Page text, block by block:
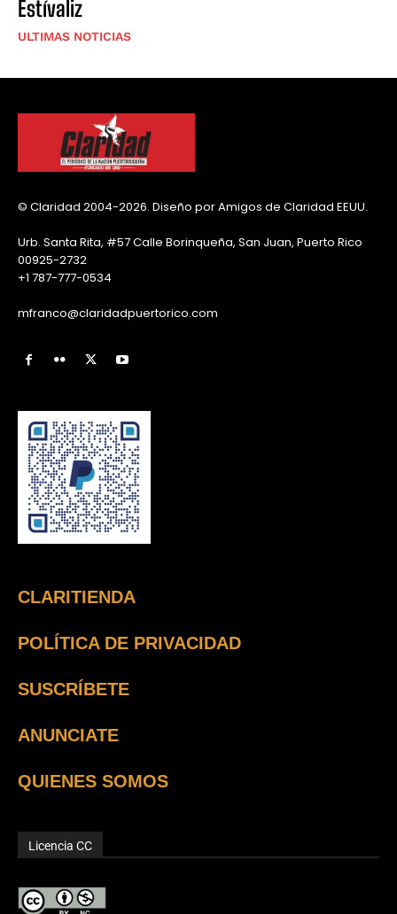
Estívaliz
ULTIMAS NOTICIAS
© Claridad 2004-2026. Diseño por Amigos de Claridad EEUU.
Urb. Santa Rita, #57 Calle Borinqueña, San Juan, Puerto Rico
00925-2732
+1 787-777-0534
mfranco@claridadpuertorico.com
CLARITIENDA
POLÍTICA DE PRIVACIDAD
SUSCRÍBETE
ANUNCIATE
QUIENES SOMOS
Licencia CC